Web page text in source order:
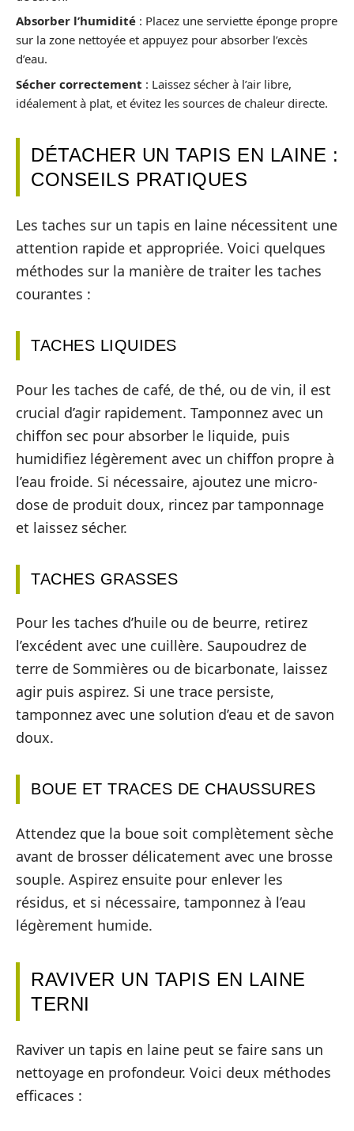
Absorber l’humidité : Placez une serviette éponge propre
sur la zone nettoyée et appuyez pour absorber l’excès
d’eau.
Sécher correctement : Laissez sécher à l’air libre,
idéalement à plat, et évitez les sources de chaleur directe.
DÉTACHER UN TAPIS EN LAINE :
CONSEILS PRATIQUES
Les taches sur un tapis en laine nécessitent une
attention rapide et appropriée. Voici quelques
méthodes sur la manière de traiter les taches
courantes :
TACHES LIQUIDES
Pour les taches de café, de thé, ou de vin, il est
crucial d’agir rapidement. Tamponnez avec un
chiffon sec pour absorber le liquide, puis
humidifiez légèrement avec un chiffon propre à
l’eau froide. Si nécessaire, ajoutez une micro-
dose de produit doux, rincez par tamponnage
et laissez sécher.
TACHES GRASSES
Pour les taches d’huile ou de beurre, retirez
l’excédent avec une cuillère. Saupoudrez de
terre de Sommières ou de bicarbonate, laissez
agir puis aspirez. Si une trace persiste,
tamponnez avec une solution d’eau et de savon
doux.
BOUE ET TRACES DE CHAUSSURES
Attendez que la boue soit complètement sèche
avant de brosser délicatement avec une brosse
souple. Aspirez ensuite pour enlever les
résidus, et si nécessaire, tamponnez à l’eau
légèrement humide.
RAVIVER UN TAPIS EN LAINE
TERNI
Raviver un tapis en laine peut se faire sans un
nettoyage en profondeur. Voici deux méthodes
efficaces :